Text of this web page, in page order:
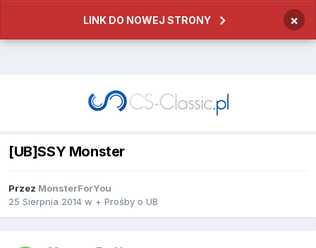
LINK DO NOWEJ STRONY ×
[UB]SSY Monster
Przez MonsterForYou
25 Sierpnia 2014 w + Prośby o UB